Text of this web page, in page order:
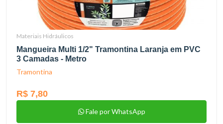
Materiais Hidráulicos
Mangueira Multi 1/2" Tramontina Laranja em PVC
3 Camadas - Metro
Tramontina
R$ 7,80
Fale por WhatsApp